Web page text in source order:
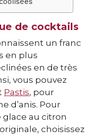
de cocktails
un franc
en plus
en de très
vous pouvez
Pastis, pour
d’anis. Pour
au citron
choisissez